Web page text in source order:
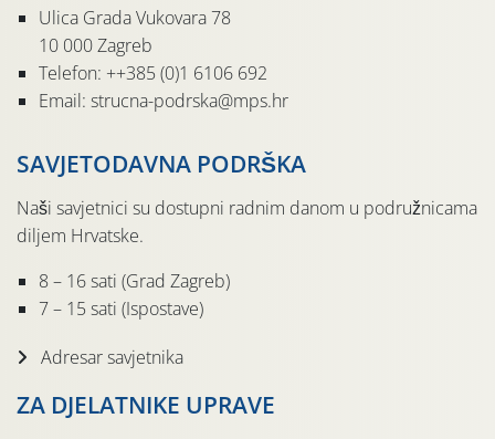
Ulica Grada Vukovara 78
10 000 Zagreb
Telefon: ++385 (0)1 6106 692
Email: strucna-podrska@mps.hr
SAVJETODAVNA PODRŠKA
Naši savjetnici su dostupni radnim danom u podružnicama
diljem Hrvatske.
8 – 16 sati (Grad Zagreb)
7 – 15 sati (Ispostave)
Adresar savjetnika
ZA DJELATNIKE UPRAVE